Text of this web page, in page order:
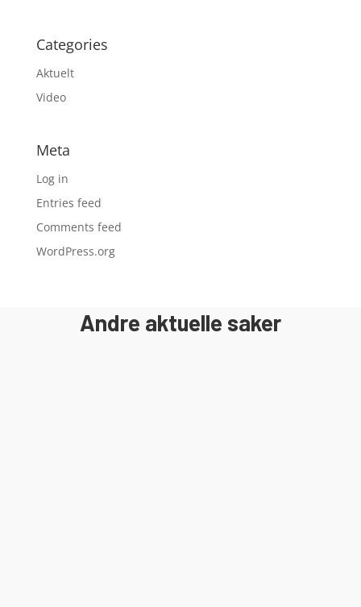
Categories
Aktuelt
Video
Meta
Log in
Entries feed
Comments feed
WordPress.org
Andre aktuelle saker